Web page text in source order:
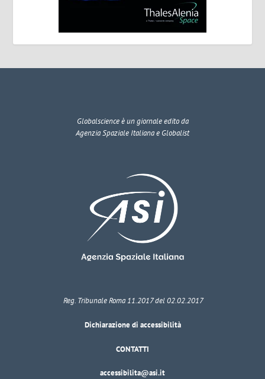
Globalscienceè un giornale edito da
Agenzia Spaziale Italiana e Globalist
Reg. Tribunale Roma 11.2017 del 02.02.2017
Dichiarazione di accessibilità
CONTATTI
accessibilita@asi.it